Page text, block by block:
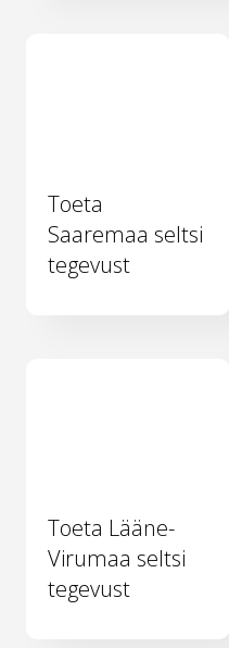
Toeta
Saaremaa seltsi
tegevust
Toeta Lääne-
Virumaa seltsi
tegevust